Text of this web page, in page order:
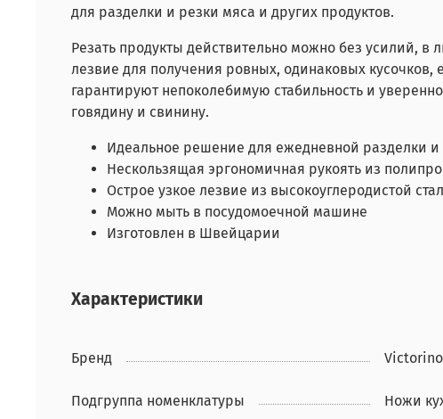
для разделки и резки мяса и других продуктов.
Резать продукты действительно можно без усилий,
лезвие для получения ровных, одинаковых
гарантируют непоколебимую стабильность и
говядину и свинину.
Идеальное решение для ежедневной разделки и
Нескользящая эргономичная рукоять из
Острое узкое лезвие из высокоуглеродистой
Можно мыть в посудомоечной машине
Изготовлен в Швейцарии
Характеристики
Бренд
Подгруппа номенклатуры Ножи